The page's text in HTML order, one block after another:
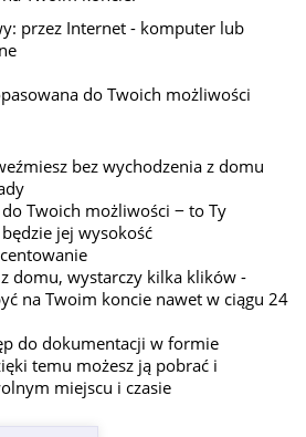
przez Internet - komputer lub
do Twoich możliwości
bez wychodzenia z domu
Twoich możliwości ‒ to Ty
jej wysokość
domu, wystarczy kilka klików -
na Twoim koncie nawet w ciągu 24
do dokumentacji w formie
temu możesz ją pobrać i
miejscu i czasie